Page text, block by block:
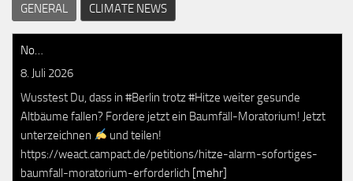
GENERAL CLIMATE NEWS
No…
8. Juli 2026
Wusstest Du, dass in #Berlin trotz #Hitze weiter gesunde
Altbäume fallen? Fordere jetzt ein Baumfäll-Moratorium! Jetzt
unterzeichnen
und teilen!
https://weact.campact.de/petitions/hitze-alarm-sofortiges-
baumfall-moratorium-erforderlich [mehr]